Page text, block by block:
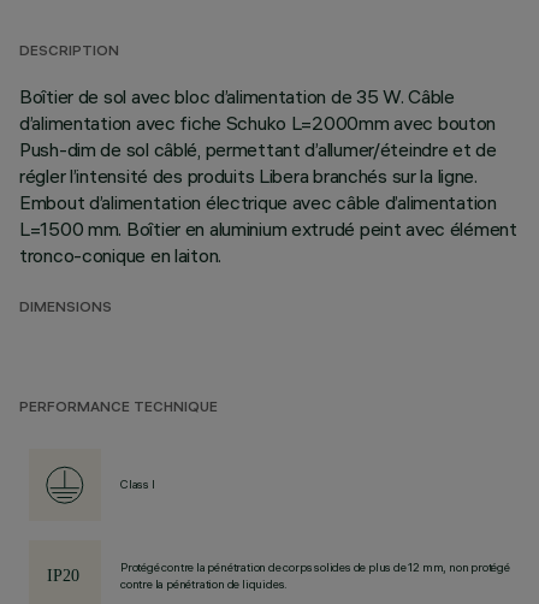
DESCRIPTION
Boîtier de sol avec bloc d’alimentation de 35 W. Câble
d’alimentation avec fiche Schuko L=2000mm avec bouton
Push-dim de sol câblé, permettant d’allumer/éteindre et de
régler l’intensité des produits Libera branchés sur la ligne.
Embout d’alimentation électrique avec câble d’alimentation
L=1500 mm. Boîtier en aluminium extrudé peint avec élément
tronco-conique en laiton.
DIMENSIONS
PERFORMANCE TECHNIQUE
Class I
Protégé contre la pénétration de corps solides de plus de 12 mm, non protégé
contre la pénétration de liquides.